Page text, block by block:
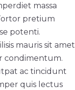
massa
pretium
potenti.
mauris sit amet
condimentum.
ac tincidunt
quis lectus